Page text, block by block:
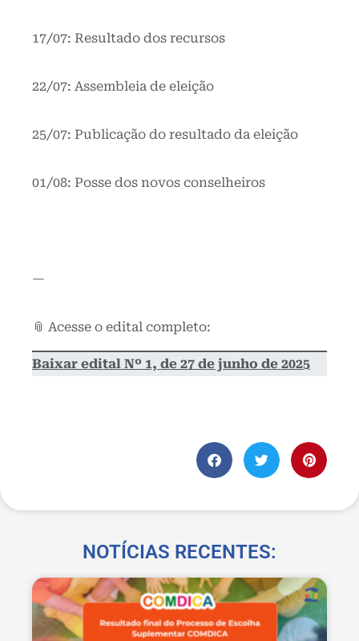
17/07: Resultado dos recursos
22/07: Assembleia de eleição
25/07: Publicação do resultado da eleição
01/08: Posse dos novos conselheiros
—
📎 Acesse o edital completo:
Baixar edital Nº 1, de 27 de junho de 2025
NOTÍCIAS RECENTES: